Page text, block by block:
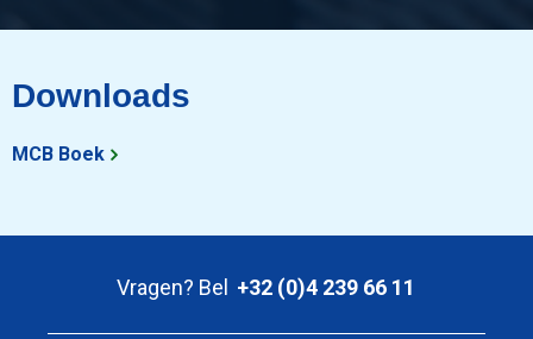
Downloads
MCB Boek
Vragen? Bel +32 (0)4 239 66 11